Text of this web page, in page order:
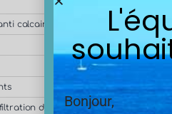
calcaire
de l'eauBonjour,